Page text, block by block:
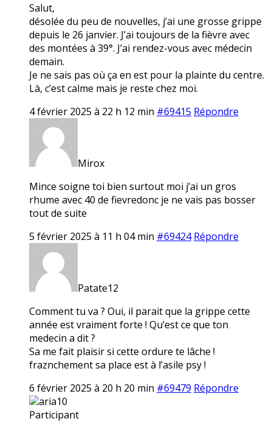
Salut,
désolée du peu de nouvelles, j’ai une grosse grippe
depuis le 26 janvier. J’ai toujours de la fièvre avec
des montées à 39°. J’ai rendez-vous avec médecin
demain.
Je ne sais pas où ça en est pour la plainte du centre.
Là, c’est calme mais je reste chez moi.
4 février 2025 à 22 h 12 min #69415 Répondre
Mirox
Mince soigne toi bien surtout moi j’ai un gros
rhume avec 40 de fievredonc je ne vais pas bosser
tout de suite
5 février 2025 à 11 h 04 min #69424 Répondre
Patate12
Comment tu va ? Oui, il parait que la grippe cette
année est vraiment forte ! Qu’est ce que ton
medecin a dit ?
Sa me fait plaisir si cette ordure te lâche !
fraznchement sa place est à l’asile psy !
6 février 2025 à 20 h 20 min #69479 Répondre
aria10
Participant